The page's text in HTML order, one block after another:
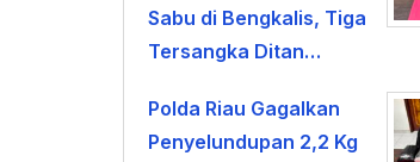
Sabu di Bengkalis, Tiga
Tersangka Ditan…
Polda Riau Gagalkan
Penyelundupan 2,2 Kg